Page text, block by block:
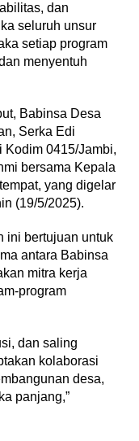
dan
seluruh unsur
setiap program
menyentuh
Babinsa Desa
Serka Edi
Kodim 0415/Jambi,
bersama Kepala
yang digelar
(19/5/2025).
ini bertujuan untuk
antara Babinsa
mitra kerja
program
dan saling
kolaborasi
desa,
panjang,”